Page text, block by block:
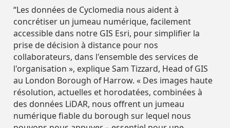
“Les données de Cyclomedia nous aident à
concrétiser un jumeau numérique, facilement
accessible dans notre GIS Esri, pour simplifier la
prise de décision à distance pour nos
collaborateurs, dans l'ensemble des services de
l'organisation », explique Sam Tizzard, Head of GIS
au London Borough of Harrow. « Des images haute
résolution, actuelles et horodatées, combinées à
des données LiDAR, nous offrent un jumeau
numérique fiable du borough sur lequel nous